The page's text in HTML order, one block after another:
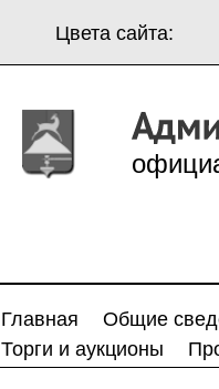
Цвета сайта:
Главная Общие
Торги и аукционы